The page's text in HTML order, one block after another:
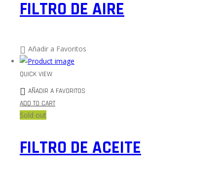
FILTRO DE AIRE
Añadir a Favoritos
QUICK VIEW
AÑADIR A FAVORITOS
ADD TO CART
Sold out
FILTRO DE ACEITE